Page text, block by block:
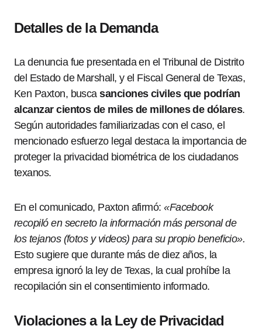
Detalles de la Demanda
La denuncia fue presentada en el Tribunal de Distrito
del Estado de Marshall, y el Fiscal General de Texas,
Ken Paxton, buscasanciones civiles que podrían
alcanzar cientos de miles de millones de dólares.
Según autoridades familiarizadas con el caso, el
mencionado esfuerzo legal destaca la importancia de
proteger la privacidad biométrica de los ciudadanos
texanos.
En el comunicado, Paxton afirmó:«Facebook
recopiló en secreto la información más personal de
los tejanos (fotos y videos) para su propio beneficio».
Esto sugiere que durante más de diez años, la
empresa ignoró la ley de Texas, la cual prohíbe la
recopilación sin el consentimiento informado.
Violaciones a la Ley de Privacidad